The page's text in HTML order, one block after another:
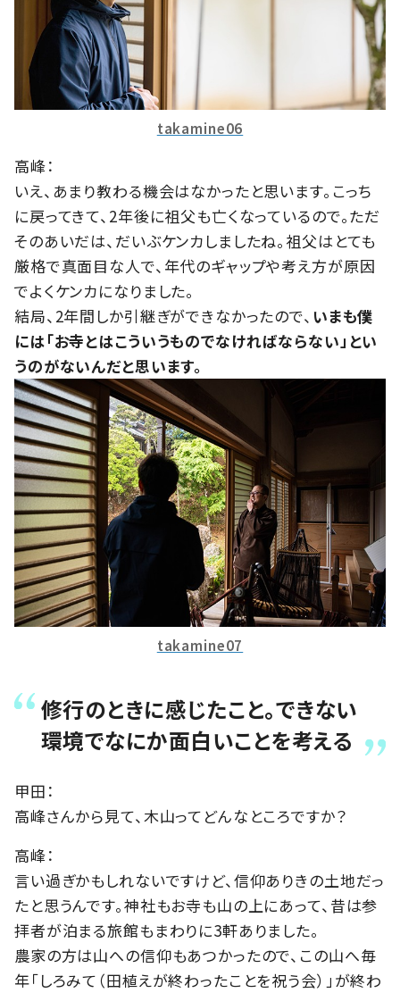
takamine06
高峰：
いえ、あまり教わる機会はなかったと思います。こっち
に戻ってきて、2年後に祖父も亡くなっているので。ただ
そのあいだは、だいぶケンカしましたね。祖父はとても
厳格で真面目な人で、年代のギャップや考え方が原因
でよくケンカになりました。
結局、2年間しか引継ぎができなかったので、 いまも僕
には「お寺とはこういうものでなければならない」とい
うのがないんだと思います。
takamine07
修行のときに感じたこと。できない
環境でなにか面白いことを考える
甲田：
高峰さんから見て、木山ってどんなところですか？
高峰：
言い過ぎかもしれないですけど、信仰ありきの土地だっ
たと思うんです。神社もお寺も山の上にあって、昔は参
拝者が泊まる旅館もまわりに3軒ありました。
農家の方は山への信仰もあつかったので、この山へ毎
年「しろみて（田植えが終わったことを祝う会）」が終わ